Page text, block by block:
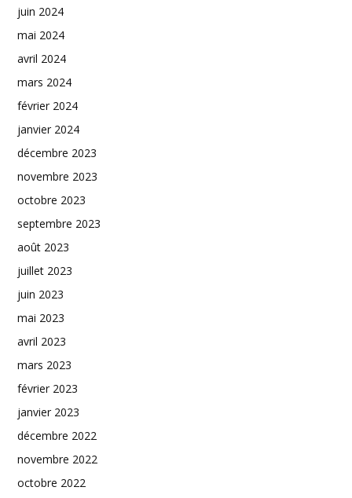
juin 2024
mai 2024
avril 2024
mars 2024
février 2024
janvier 2024
décembre 2023
novembre 2023
octobre 2023
septembre 2023
août 2023
juillet 2023
juin 2023
mai 2023
avril 2023
mars 2023
février 2023
janvier 2023
décembre 2022
novembre 2022
octobre 2022